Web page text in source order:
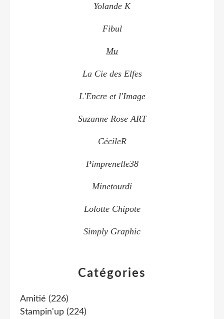
Catégories
Amitié (226)
Stampin'up (224)
Yolande K
Fibul
Mu
La Cie des Elfes
L'Encre et l'Image
Suzanne Rose ART
CécileR
Pimprenelle38
Minetourdi
Lolotte Chipote
Simply Graphic